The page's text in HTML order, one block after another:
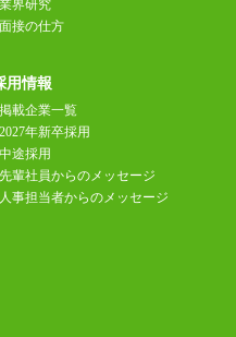
業界研究
面接の仕方
用情報
掲載企業一覧
2027年新卒採用
中途採用
先輩社員からのメッセージ
人事担当者からのメッセージ